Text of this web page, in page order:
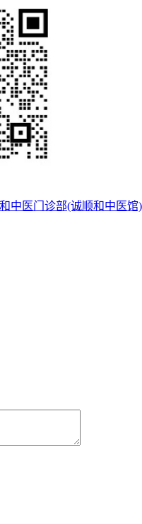
中医门诊部(诚顺和中医